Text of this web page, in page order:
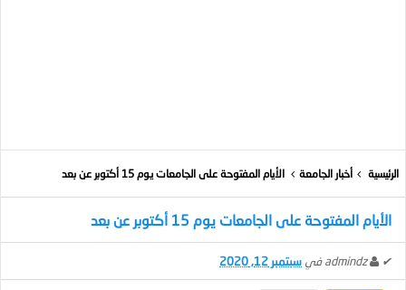
الرئيسية أخبار الجامعة الأيام المفتوحة على الجامعات يوم 15 أكتوبر عن بعد
الأيام المفتوحة على الجامعات يوم 15 أكتوبر عن بعد
✔
admindz في سبتمبر 12, 2020